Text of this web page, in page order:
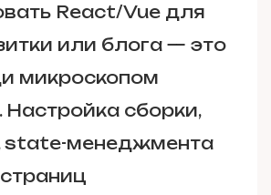
React/Vue для
или блога — это
микроскопом
Настройка сборки,
state-менеджмента